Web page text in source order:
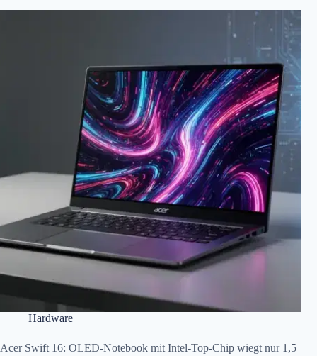
Hardware
Acer Swift 16: OLED-Notebook mit Intel-Top-Chip wiegt nur 1,5